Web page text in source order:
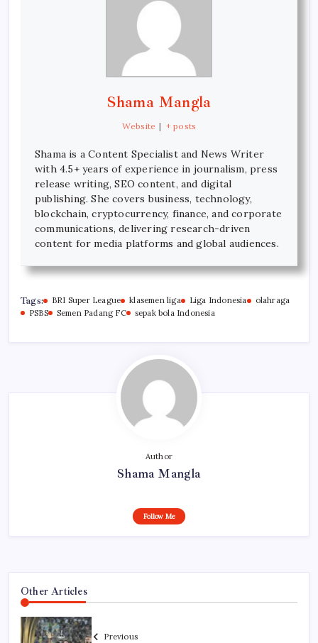
Shama Mangla
Website | + posts
Shama is a Content Specialist and News Writer
with 4.5+ years of experience in journalism, press
release writing, SEO content, and digital
publishing. She covers business, technology,
blockchain, cryptocurrency, finance, and corporate
communications, delivering research-driven
content for media platforms and global audiences.
Tags: BRI Super League klasemen liga Liga Indonesia
olahraga
PSBS
Semen Padang FC sepak bola Indonesia
Author
Shama Mangla
Follow Me
Other Articles
Previous